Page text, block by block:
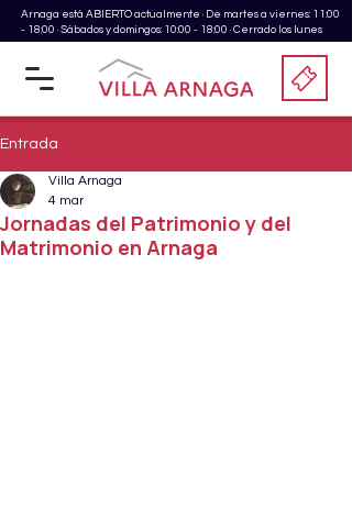
Arnaga está ABIERTO actualmente · De martes a viernes: 11:00
- 18:00 · Sábados y domingos: 10:00 - 18:00 · Cerrado los lunes
Entrada
Jornadas del Patrimonio y del
Matrimonio en Arnaga
Villa Arnaga
4 mar